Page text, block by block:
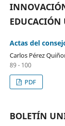
Actas del
Carlos Pérez
89 - 100
PDF
BOLETÍN